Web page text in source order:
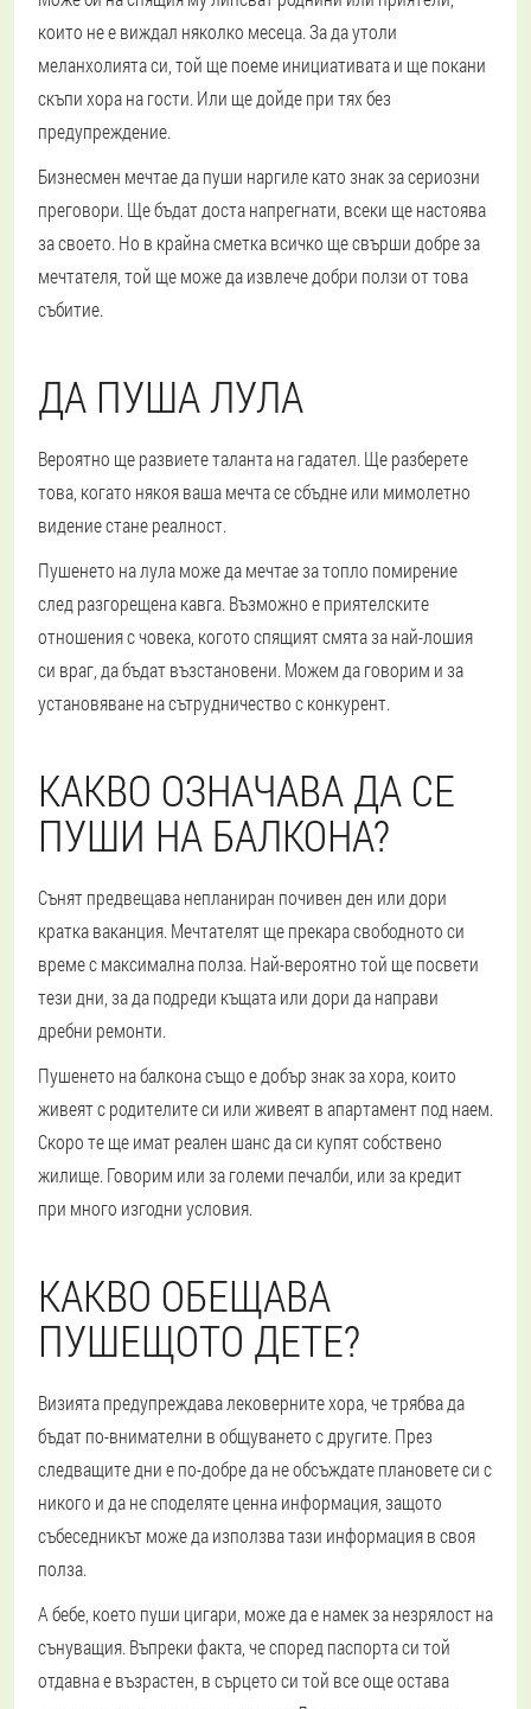
които не е виждал няколко месеца. За да утоли
меланхолията си, той ще поеме инициативата и ще покани
скъпи хора на гости. Или ще дойде при тях без
предупреждение.
Бизнесмен мечтае да пуши наргиле като знак за сериозни
преговори. Ще бъдат доста напрегнати, всеки ще настоява
за своето. Но в крайна сметка всичко ще свърши добре за
мечтателя, той ще може да извлече добри ползи от това
събитие.
ДА ПУША ЛУЛА
Вероятно ще развиете таланта на гадател. Ще разберете
това, когато някоя ваша мечта се сбъдне или мимолетно
видение стане реалност.
Пушенето на лула може да мечтае за топло помирение
след разгорещена кавга. Възможно е приятелските
отношения с човека, когото спящият смята за най-лошия
си враг, да бъдат възстановени. Можем да говорим и за
установяване на сътрудничество с конкурент.
КАКВО ОЗНАЧАВА ДА СЕ
ПУШИ НА БАЛКОНА?
Сънят предвещава непланиран почивен ден или дори
кратка ваканция. Мечтателят ще прекара свободното си
време с максимална полза. Най-вероятно той ще посвети
тези дни, за да подреди къщата или дори да направи
дребни ремонти.
Пушенето на балкона също е добър знак за хора, които
живеят с родителите си или живеят в апартамент под наем.
Скоро те ще имат реален шанс да си купят собствено
жилище. Говорим или за големи печалби, или за кредит
при много изгодни условия.
КАКВО ОБЕЩАВА
ПУШЕЩОТО ДЕТЕ?
Визията предупреждава лековерните хора, че трябва да
бъдат по-внимателни в общуването с другите. През
следващите дни е по-добре да не обсъждате плановете си с
никого и да не споделяте ценна информация, защото
събеседникът може да използва тази информация в своя
полза.
А бебе, което пуши цигари, може да е намек за незрялост на
сънуващия. Въпреки факта, че според паспорта си той
отдавна е възрастен, в сърцето си той все още остава